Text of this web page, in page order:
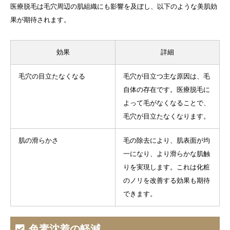
医療脱毛は毛穴周辺の肌組織にも影響を及ぼし、以下のような美肌効
果が期待されます。
効果 詳細
毛穴の目立たなくなる
毛穴が目立つ主な原因は、毛
自体の存在です。医療脱毛に
よって毛がなくなることで、
毛穴が目立たなくなります。
肌の滑らかさ
毛の除去により、肌表面が均
一になり、より滑らかな肌触
りを実現します。これは化粧
のノリを改善する効果も期待
できます。